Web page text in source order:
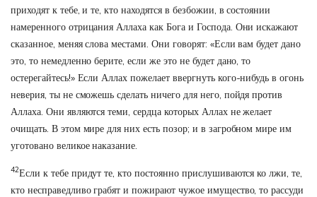
приходят к тебе, и те, кто находятся в безбожии, в состоянии
намеренного отрицания Аллаха как Бога и Господа. Они искажают
сказанное, меняя слова местами. Они говорят: «Если вам будет дано
это, то немедленно берите, если же это не будет дано, то
остерегайтесь!» Если Аллах пожелает ввергнуть кого-нибудь в огонь
неверия, ты не сможешь сделать ничего для него, пойдя против
Аллаха. Они являются теми, сердца которых Аллах не желает
очищать. В этом мире для них есть позор; и в загробном мире им
уготовано великое наказание.
42Если к тебе придут те, кто постоянно прислушиваются ко лжи, те,
кто несправедливо грабят и пожирают чужое имущество, то рассуди